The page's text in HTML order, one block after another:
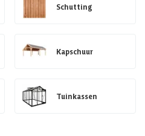
Schutting
Kapschuur
Tuinkassen